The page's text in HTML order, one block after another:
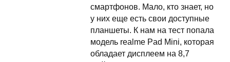
смартфонов. Мало, кто знает, но
у них еще есть свои доступные
планшеты. К нам на тест попала
модель realme Pad Mini, которая
обладает дисплеем на 8,7